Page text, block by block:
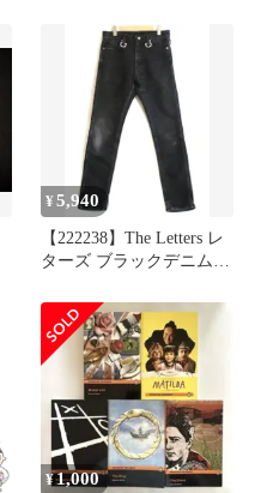
¥5,940
【222238】The Letters レ
ターズ ブラックデニム
Dカン キーリング メンズ
・L LFBJ DP0001B ブラ
ック
¥1,000